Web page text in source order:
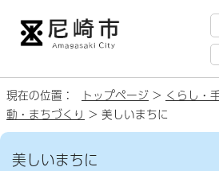
現在の位置： トップページ > くらし・
動・まちづくり > 美しいまちに
美しいまちに